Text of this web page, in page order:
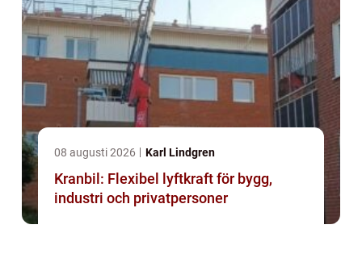
08 augusti 2026 Karl Lindgren
Kranbil: Flexibel lyftkraft för bygg,
industri och privatpersoner